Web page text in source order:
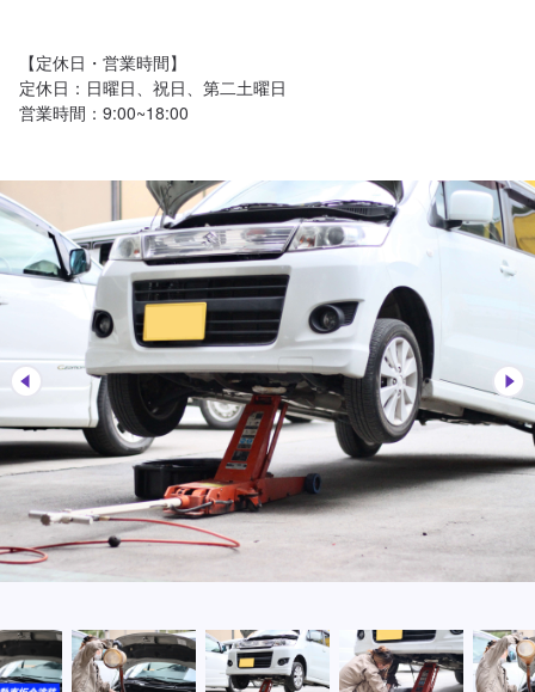
【定休日・営業時間】
定休日：日曜日、祝日、第二土曜日
営業時間：9:00~18:00